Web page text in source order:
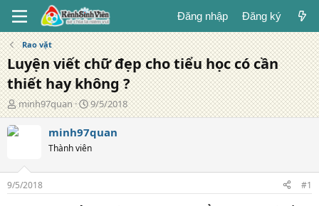
Đăng nhập Đăng ký
Rao vặt
Luyện viết chữ đẹp cho tiểu học có cần
thiết hay không ?
T
á
c
ả
minh97quan
N
g
à
y
đ
g
9/5/2018
minh97quan
Thành viên
9/5/2018 #1